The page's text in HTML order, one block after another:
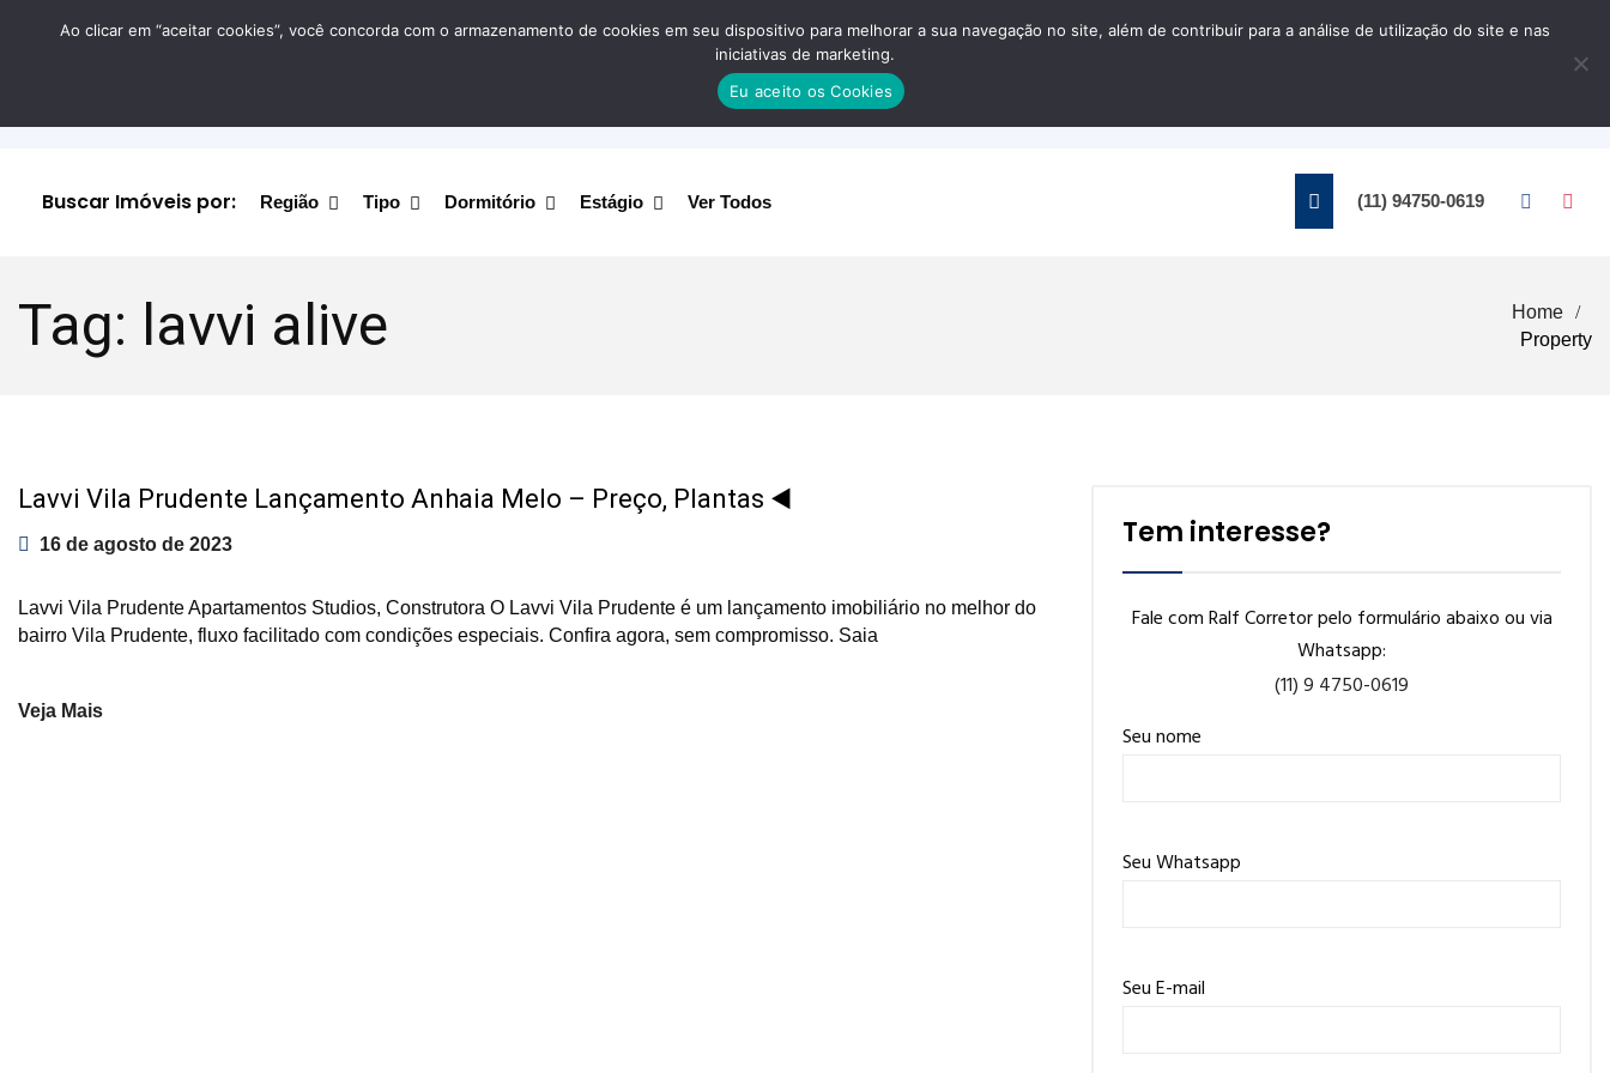
Contato
Buscar Imóveis por: Região Tipo Dormitório Estágio Ver Todos (11) 94750-0619
Tag: lavvi alive
Home
Property
Lavvi Vila Prudente Lançamento Anhaia Melo – Preço, Plantas ◀️
16 de agosto de 2023
Lavvi Vila Prudente Apartamentos Studios, Construtora O Lavvi Vila Prudente é um lançamento imobiliário no melhor do
bairro Vila Prudente, fluxo facilitado com condições especiais. Confira agora, sem compromisso. Saia
Veja Mais
Tem interesse?
Fale com Ralf Corretor pelo formulário abaixo ou via
Whatsapp:
(11) 9 4750-0619
Seu nome
Seu Whatsapp
Seu E-mail
Ao clicar em “aceitar cookies”, você concorda com o armazenamento de cookies em seu dispositivo para melhorar a sua navegação no site, além de contribuir para a análise de utilização do site e nas
iniciativas de marketing.
Eu aceito os Cookies